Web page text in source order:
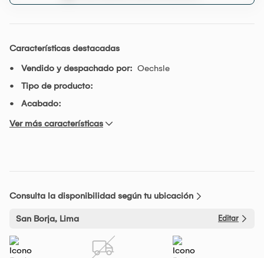
Características destacadas
Vendido y despachado por: Oechsle
Tipo de producto:
Acabado:
Ver más características
Consulta la disponibilidad según tu ubicación
San Borja, Lima Editar